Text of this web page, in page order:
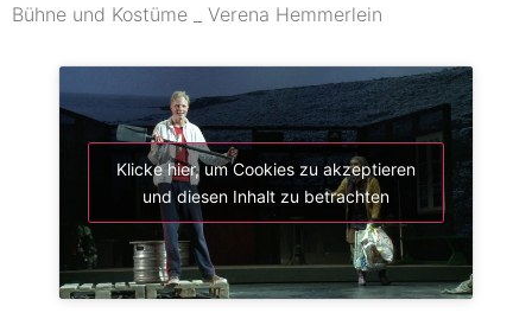
Bühne und Kostüme _ Verena Hemmerlein
Klicke hier, um Cookies zu akzeptieren
und diesen Inhalt zu betrachten